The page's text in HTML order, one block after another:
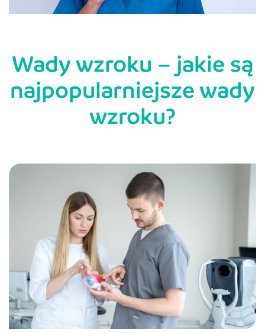
Wady wzroku – jakie są
najpopularniejsze wady
wzroku?